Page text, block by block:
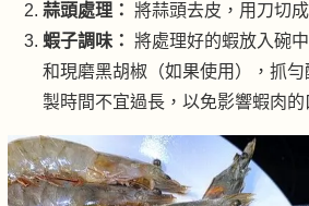
蒜頭處理： 將蒜頭去皮，用刀切成
蝦子調味： 將處理好的蝦放入碗
和現磨黑胡椒（如果使用），抓
製時間不宜過長，以免影響蝦肉的